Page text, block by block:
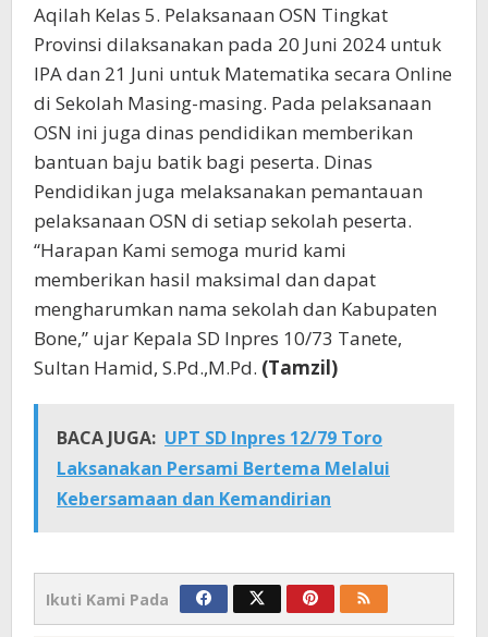
Aqilah Kelas 5. Pelaksanaan OSN Tingkat
Provinsi dilaksanakan pada 20 Juni 2024 untuk
IPA dan 21 Juni untuk Matematika secara Online
di Sekolah Masing-masing. Pada pelaksanaan
OSN ini juga dinas pendidikan memberikan
bantuan baju batik bagi peserta. Dinas
Pendidikan juga melaksanakan pemantauan
pelaksanaan OSN di setiap sekolah peserta.
“Harapan Kami semoga murid kami
memberikan hasil maksimal dan dapat
mengharumkan nama sekolah dan Kabupaten
Bone,” ujar Kepala SD Inpres 10/73 Tanete,
Sultan Hamid, S.Pd.,M.Pd. (Tamzil)
BACA JUGA: UPT SD Inpres 12/79 Toro
Laksanakan Persami Bertema Melalui
Kebersamaan dan Kemandirian
Ikuti Kami Pada